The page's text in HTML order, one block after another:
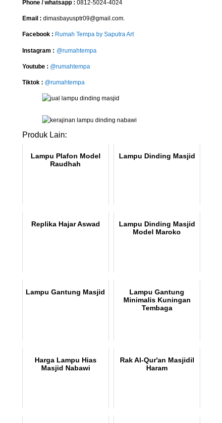
Phone / whatsapp : 0812-5024-4024
Email : dimasbayusptr09@gmail.com.
Facebook : Rumah Tempa by Saputra Art
Instagram : @rumahtempa
Youtube : @rumahtempa
Tiktok : @rumahtempa
Produk Lain:
Lampu Plafon Model
Raudhah
Lampu Dinding Masjid
Replika Hajar Aswad
Lampu Dinding Masjid
Model Maroko
Lampu Gantung Masjid
Lampu Gantung
Minimalis Kuningan
Tembaga
Harga Lampu Hias
Masjid Nabawi
Rak Al-Qur'an Masjidil
Haram